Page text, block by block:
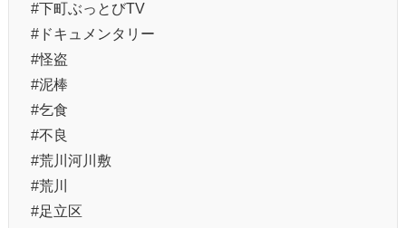
#下町ぶっとびTV
#ドキュメンタリー
#怪盗
#泥棒
#乞食
#不良
#荒川河川敷
#荒川
#足立区